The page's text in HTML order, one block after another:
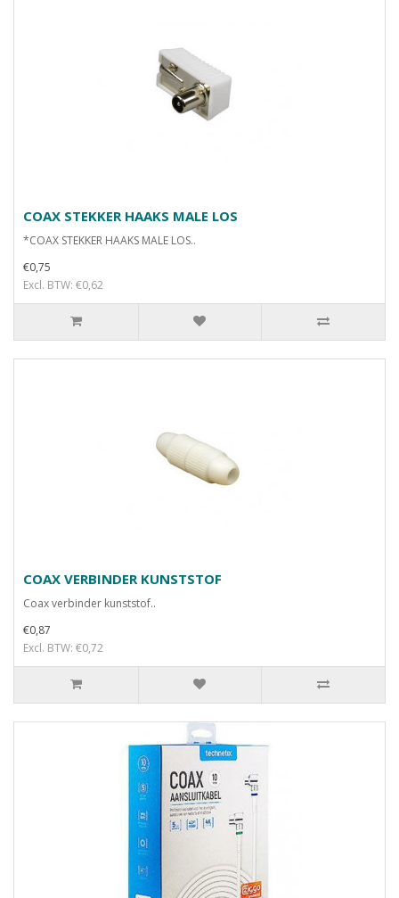
COAX STEKKER HAAKS MALE LOS
*COAX STEKKER HAAKS MALE LOS..
€0,75
Excl. BTW: €0,62
COAX VERBINDER KUNSTSTOF
Coax verbinder kunststof..
€0,87
Excl. BTW: €0,72